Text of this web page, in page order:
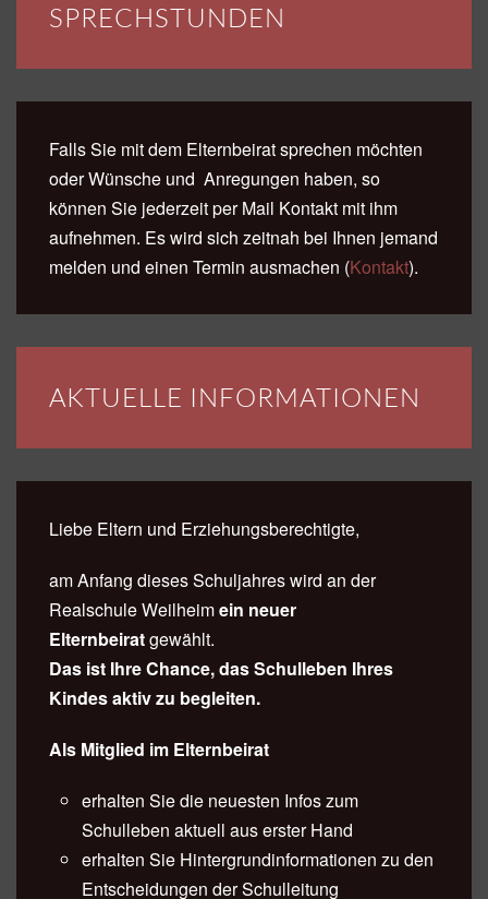
SPRECHSTUNDEN
Falls Sie mit dem Elternbeirat sprechen möchten
oder Wünsche und Anregungen haben, so
können Sie jederzeit per Mail Kontakt mit ihm
aufnehmen. Es wird sich zeitnah bei Ihnen jemand
melden und einen Termin ausmachen (Kontakt).
AKTUELLE INFORMATIONEN
Liebe Eltern und Erziehungsberechtigte,
am Anfang dieses Schuljahres wird an der
Realschule Weilheimein neuer
Elternbeiratgewählt.
Das ist Ihre Chance, das Schulleben Ihres
Kindes aktiv zu begleiten.
Als Mitglied im Elternbeirat
erhalten Sie die neuesten Infos zum
Schulleben aktuell aus erster Hand
erhalten Sie Hintergrundinformationen zu den
Entscheidungen der Schulleitung